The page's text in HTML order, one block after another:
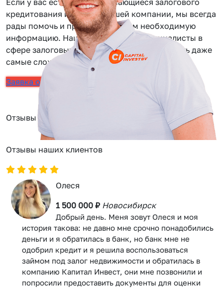
кредитования или услуг нашей компании, мы всегда
рады помочь и предоставить вам необходимую
информацию. Наши сотрудники — специалисты в
сфере залоговых займов, помогут вам решить даже
самые сложные задачи.
Заявка онлайн
Отзывы
Отзывы наших клиентов
Олеся
1 500 000 ₽ Новосибирск
Добрый день. Меня зовут Олеся и моя
история такова: не давно мне срочно понадобились
деньги и я обратилась в банк, но банк мне не
одобрил кредит и я решила воспользоваться
займом под залог недвижимости и обратилась в
компанию Капитал Инвест, они мне позвонили и
попросили предоставить документы для оценки